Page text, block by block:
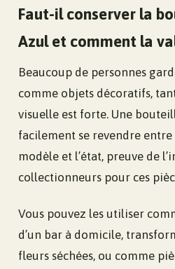
Faut-il conserver la
Azul et comment la
Beaucoup de personnes
comme objets décoratifs,
visuelle est forte. Une
facilement se revendre entre
modèle et l’état, preuve de
collectionneurs pour ces
Vous pouvez les utiliser
d’un bar à domicile,
fleurs séchées, ou comme